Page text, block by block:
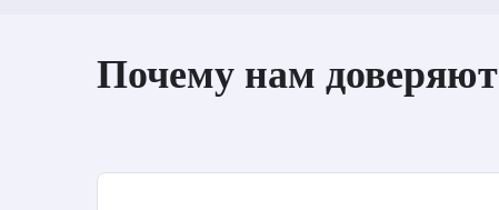
Почему нам доверяют